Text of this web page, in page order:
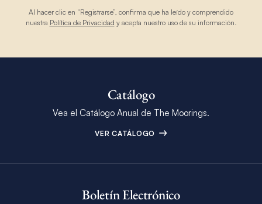
Al hacer clic en “Registrarse”, confirma que ha leído y comprendido
nuestra Política de Privacidad y acepta nuestro uso de su información.
Catálogo
Vea el Catálogo Anual de The Moorings.
VER CATÁLOGO
Boletín Electrónico